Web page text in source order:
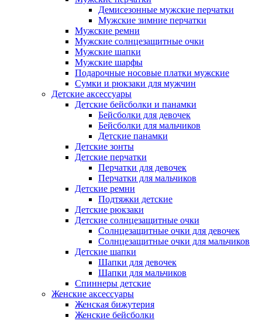
Демисезонные мужские перчатки
Мужские зимние перчатки
Мужские ремни
Мужские солнцезащитные очки
Мужские шапки
Мужские шарфы
Подарочные носовые платки мужские
Сумки и рюкзаки для мужчин
Детские аксессуары
Детские бейсболки и панамки
Бейсболки для девочек
Бейсболки для мальчиков
Детские панамки
Детские зонты
Детские перчатки
Перчатки для девочек
Перчатки для мальчиков
Детские ремни
Подтяжки детские
Детские рюкзаки
Детские солнцезащитные очки
Солнцезащитные очки для девочек
Солнцезащитные очки для мальчиков
Детские шапки
Шапки для девочек
Шапки для мальчиков
Спиннеры детские
Женские аксессуары
Женская бижутерия
Женские бейсболки